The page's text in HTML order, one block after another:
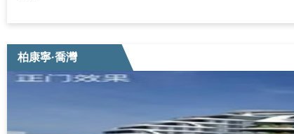
柏康寧·喬灣